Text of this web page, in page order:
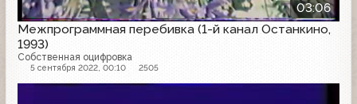
03:06
Межпрограммная перебивка (1-й канал Останкино,
1993)
Собственная оцифровка
5 сентября 2022, 00:10 2505